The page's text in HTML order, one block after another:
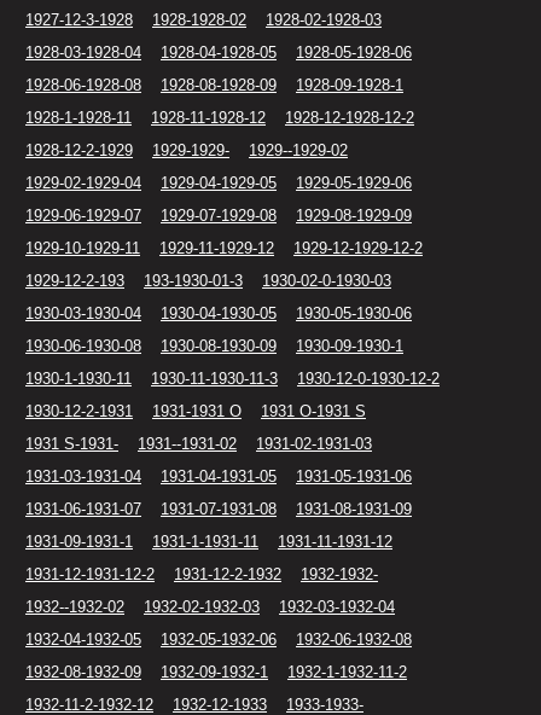
1927-12-3-1928 1928-1928-02
1928-02-1928-03
1928-03-1928-04
1928-04-1928-05
1928-05-1928-06
1928-06-1928-08
1928-08-1928-09
1928-09-1928-1
1928-1-1928-11
1928-11-1928-12
1928-12-1928-12-2
1928-12-2-1929
1929-1929-
1929--1929-02
1929-02-1929-04
1929-04-1929-05
1929-05-1929-06
1929-06-1929-07
1929-07-1929-08
1929-08-1929-09
1929-10-1929-11
1929-11-1929-12
1929-12-1929-12-2
1929-12-2-193
193-1930-01-3
1930-02-0-1930-03
1930-03-1930-04
1930-04-1930-05
1930-05-1930-06
1930-06-1930-08
1930-08-1930-09
1930-09-1930-1
1930-1-1930-11
1930-11-1930-11-3
1930-12-0-1930-12-2
1930-12-2-1931
1931-1931 O
1931 O-1931 S
1931 S-1931-
1931--1931-02
1931-02-1931-03
1931-03-1931-04
1931-04-1931-05
1931-05-1931-06
1931-06-1931-07
1931-07-1931-08
1931-08-1931-09
1931-09-1931-1
1931-1-1931-11
1931-11-1931-12
1931-12-1931-12-2
1931-12-2-1932
1932-1932-
1932--1932-02
1932-02-1932-03
1932-03-1932-04
1932-04-1932-05
1932-05-1932-06
1932-06-1932-08
1932-08-1932-09
1932-09-1932-1
1932-1-1932-11-2
1932-11-2-1932-12
1932-12-1933
1933-1933-